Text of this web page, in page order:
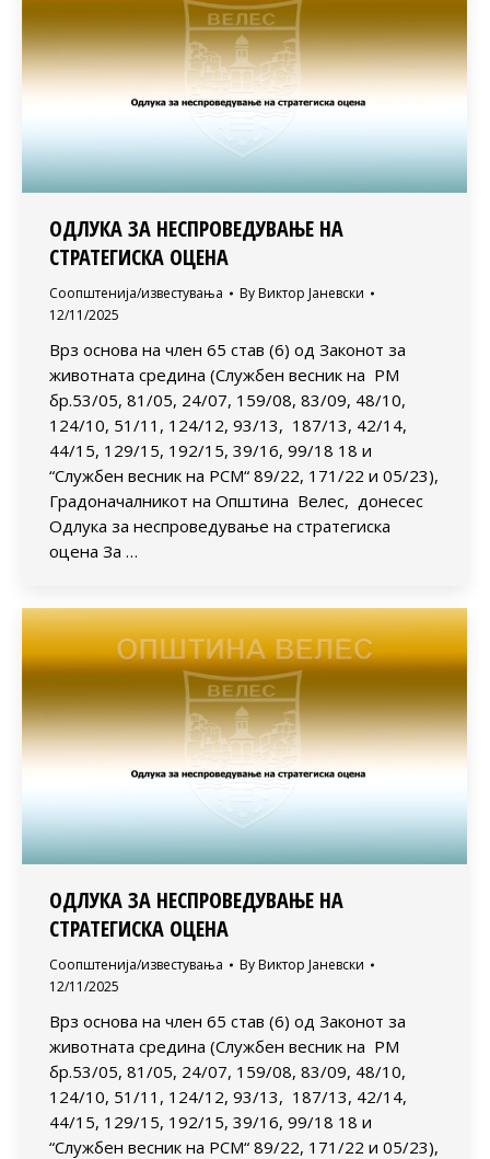
ОДЛУКА ЗА НЕСПРОВЕДУВАЊЕ НА
СТРАТЕГИСКА ОЦЕНА
Соопштенија/известувања By Виктор Јаневски
12/11/2025
Врз основа на член 65 став (6) од Законот за
животната средина (Службен весник на РМ
бр.53/05, 81/05, 24/07, 159/08, 83/09, 48/10,
124/10, 51/11, 124/12, 93/13, 187/13, 42/14,
44/15, 129/15, 192/15, 39/16, 99/18 18 и
“Службен весник на РСМ“ 89/22, 171/22 и 05/23),
Градоначалникот на Општина Велес, донесес
Одлука за неспроведување на стратегиска
оцена За …
ОДЛУКА ЗА НЕСПРОВЕДУВАЊЕ НА
СТРАТЕГИСКА ОЦЕНА
Соопштенија/известувања By Виктор Јаневски
12/11/2025
Врз основа на член 65 став (6) од Законот за
животната средина (Службен весник на РМ
бр.53/05, 81/05, 24/07, 159/08, 83/09, 48/10,
124/10, 51/11, 124/12, 93/13, 187/13, 42/14,
44/15, 129/15, 192/15, 39/16, 99/18 18 и
“Службен весник на РСМ“ 89/22, 171/22 и 05/23),